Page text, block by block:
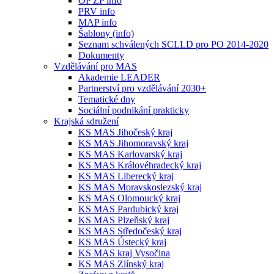
PRV info
MAP info
Šablony (info)
Seznam schválených SCLLD pro PO 2014-2020
Dokumenty
Vzdělávání pro MAS
Akademie LEADER
Partnerství pro vzdělávání 2030+
Tematické dny
Sociální podnikání prakticky
Krajská sdružení
KS MAS Jihočeský kraj
KS MAS Jihomoravský kraj
KS MAS Karlovarský kraj
KS MAS Královéhradecký kraj
KS MAS Liberecký kraj
KS MAS Moravskoslezský kraj
KS MAS Olomoucký kraj
KS MAS Pardubický kraj
KS MAS Plzeňský kraj
KS MAS Středočeský kraj
KS MAS Ústecký kraj
KS MAS kraj Vysočina
KS MAS Zlínský kraj